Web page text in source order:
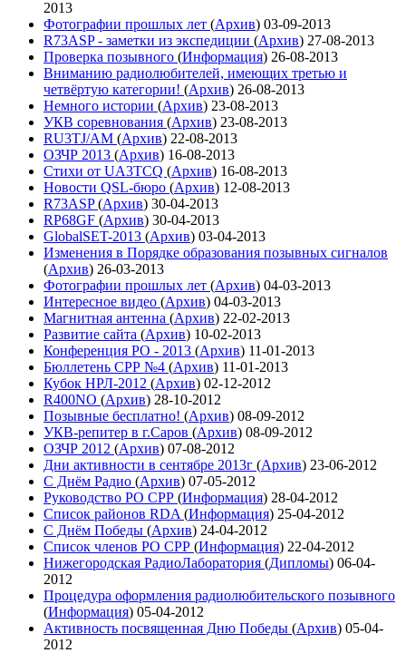
2013
Фотографии прошлых лет (Архив) 03-09-2013
R73ASP - заметки из экспедиции (Архив) 27-08-2013
Проверка позывного (Информация) 26-08-2013
Вниманию радиолюбителей, имеющих третью и
четвёртую категории! (Архив) 26-08-2013
Немного истории (Архив) 23-08-2013
УКВ соревнования (Архив) 23-08-2013
RU3TJ/AM (Архив) 22-08-2013
ОЗЧР 2013 (Архив) 16-08-2013
Стихи от UA3TCQ (Архив) 16-08-2013
Новости QSL-бюро (Архив) 12-08-2013
R73ASP(Архив) 30-04-2013
RP68GF (Архив) 30-04-2013
GlobalSET-2013 (Архив) 03-04-2013
Изменения в Порядке образования позывных сигналов
(Архив) 26-03-2013
Фотографии прошлых лет (Архив) 04-03-2013
Интересное видео (Архив) 04-03-2013
Магнитная антенна (Архив) 22-02-2013
Развитие сайта (Архив) 10-02-2013
Конференция РО - 2013 (Архив) 11-01-2013
Бюллетень СРР №4 (Архив) 11-01-2013
Кубок НРЛ-2012 (Архив) 02-12-2012
R400NO (Архив) 28-10-2012
Позывные бесплатно! (Архив) 08-09-2012
УКВ-репитер в г.Саров (Архив) 08-09-2012
ОЗЧР 2012 (Архив) 07-08-2012
Дни активности в сентябре 2013г (Архив) 23-06-2012
С Днём Радио (Архив) 07-05-2012
Руководство РО СРР (Информация) 28-04-2012
Список районов RDA (Информация) 25-04-2012
С Днём Победы (Архив) 24-04-2012
Список членов РО СРР (Информация) 22-04-2012
Нижегородская РадиоЛаборатория (Дипломы) 06-04-
2012
Процедура оформления радиолюбительского позывного
(Информация) 05-04-2012
Активность посвященная Дню Победы (Архив) 05-04-
2012